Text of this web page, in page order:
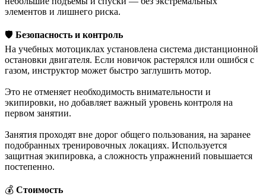
элементов и лишнего риска.
🛡️ Безопасность и контроль
На учебных мотоциклах установлена система дистанционной
остановки двигателя. Если новичок растерялся или ошибся с
газом, инструктор может быстро заглушить мотор.
Это не отменяет необходимость внимательности и
экипировки, но добавляет важный уровень контроля на
первом занятии.
Занятия проходят вне дорог общего пользования, на заранее
подобранных тренировочных локациях. Используется
защитная экипировка, а сложность упражнений повышается
постепенно.
💰 Стоимость